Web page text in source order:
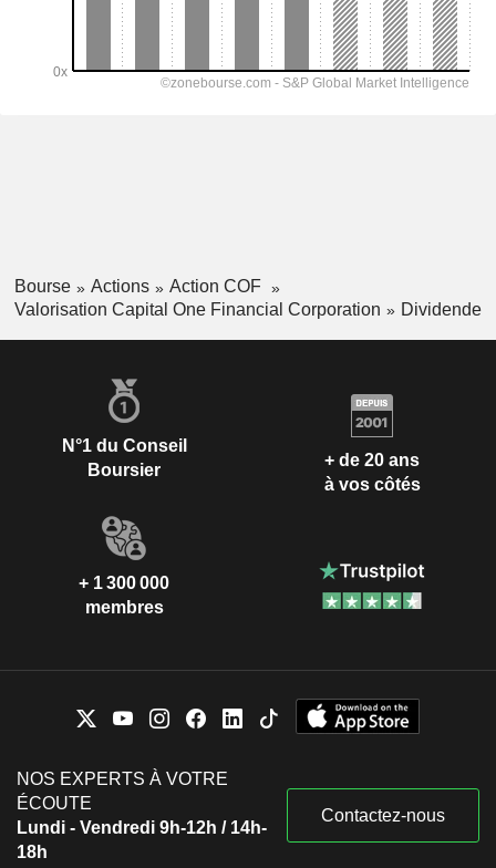
Bourse Actions
Action COF
Valorisation Capital One Financial Corporation
Dividende
N°1 du Conseil
Boursier
+ de 20 ans
à vos côtés
+ 1 300 000
membres
NOS EXPERTS À VOTRE
ÉCOUTE
Lundi - Vendredi 9h-12h / 14h-
18h
Contactez-nous